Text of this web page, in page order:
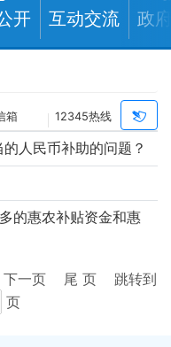
开 互动交流 政
箱 12345热线
人民币补助的问题？
的惠农补贴资金和惠
下一页 尾 页
跳转到
页